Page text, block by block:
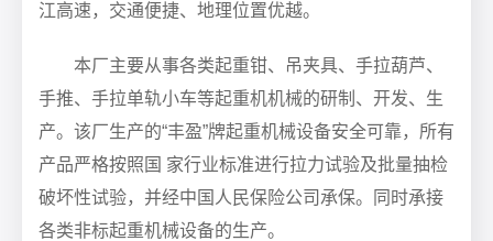
江高速，交通便捷、地理位置优越。
本厂主要从事各类起重钳、吊夹具、手拉葫芦、
手推、手拉单轨小车等起重机机械的研制、开发、生
产。该厂生产的“丰盈”牌起重机械设备安全可靠，所有
产品严格按照国 家行业标准进行拉力试验及批量抽检
破坏性试验，并经中国人民保险公司承保。同时承接
各类非标起重机械设备的生产。